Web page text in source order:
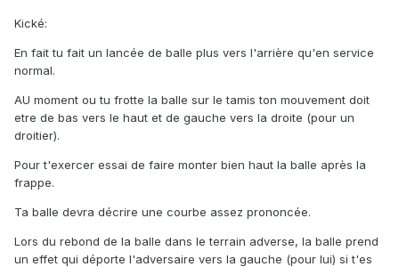
Kické:
En fait tu fait un lancée de balle plus vers l'arrière qu'en service
normal.
AU moment ou tu frotte la balle sur le tamis ton mouvement doit
etre de bas vers le haut et de gauche vers la droite (pour un
droitier).
Pour t'exercer essai de faire monter bien haut la balle après la
frappe.
Ta balle devra décrire une courbe assez prononcée.
Lors du rebond de la balle dans le terrain adverse, la balle prend
un effet qui déporte l'adversaire vers la gauche (pour lui) si t'es